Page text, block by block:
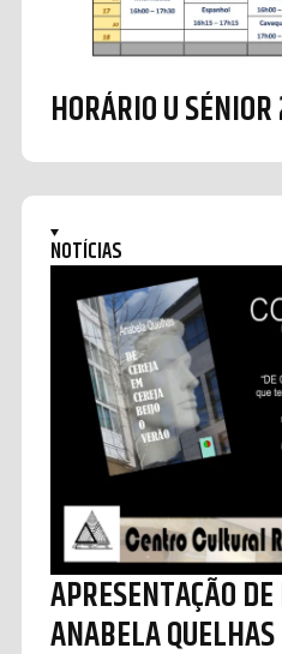
HORÁRIO U
NOTÍCIAS
APRESENTAÇÃO
ANABELA QUELHAS